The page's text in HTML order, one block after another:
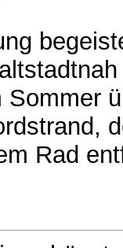
Sommer
Rad